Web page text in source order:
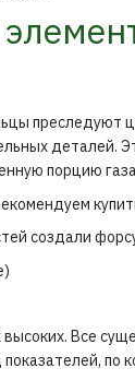
преследуют
деталей.
порцию
создали
Все